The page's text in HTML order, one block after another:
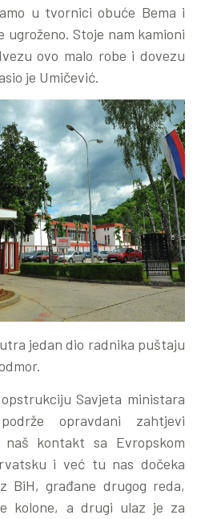
u tvornici obuće Bema i
Stoje nam kamioni
ovo malo robe i dovezu
je Umičević.
jedan dio radnika puštaju
Savjeta ministara
opravdani zahtjevi
kontakt sa Evropskom
i već tu nas dočeka
BiH, građane drugog reda,
kolone, a drugi ulaz je za